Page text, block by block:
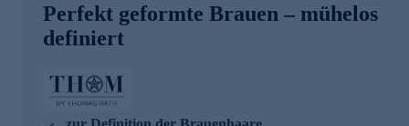
Perfekt geformte Brauen – mühelos
definiert